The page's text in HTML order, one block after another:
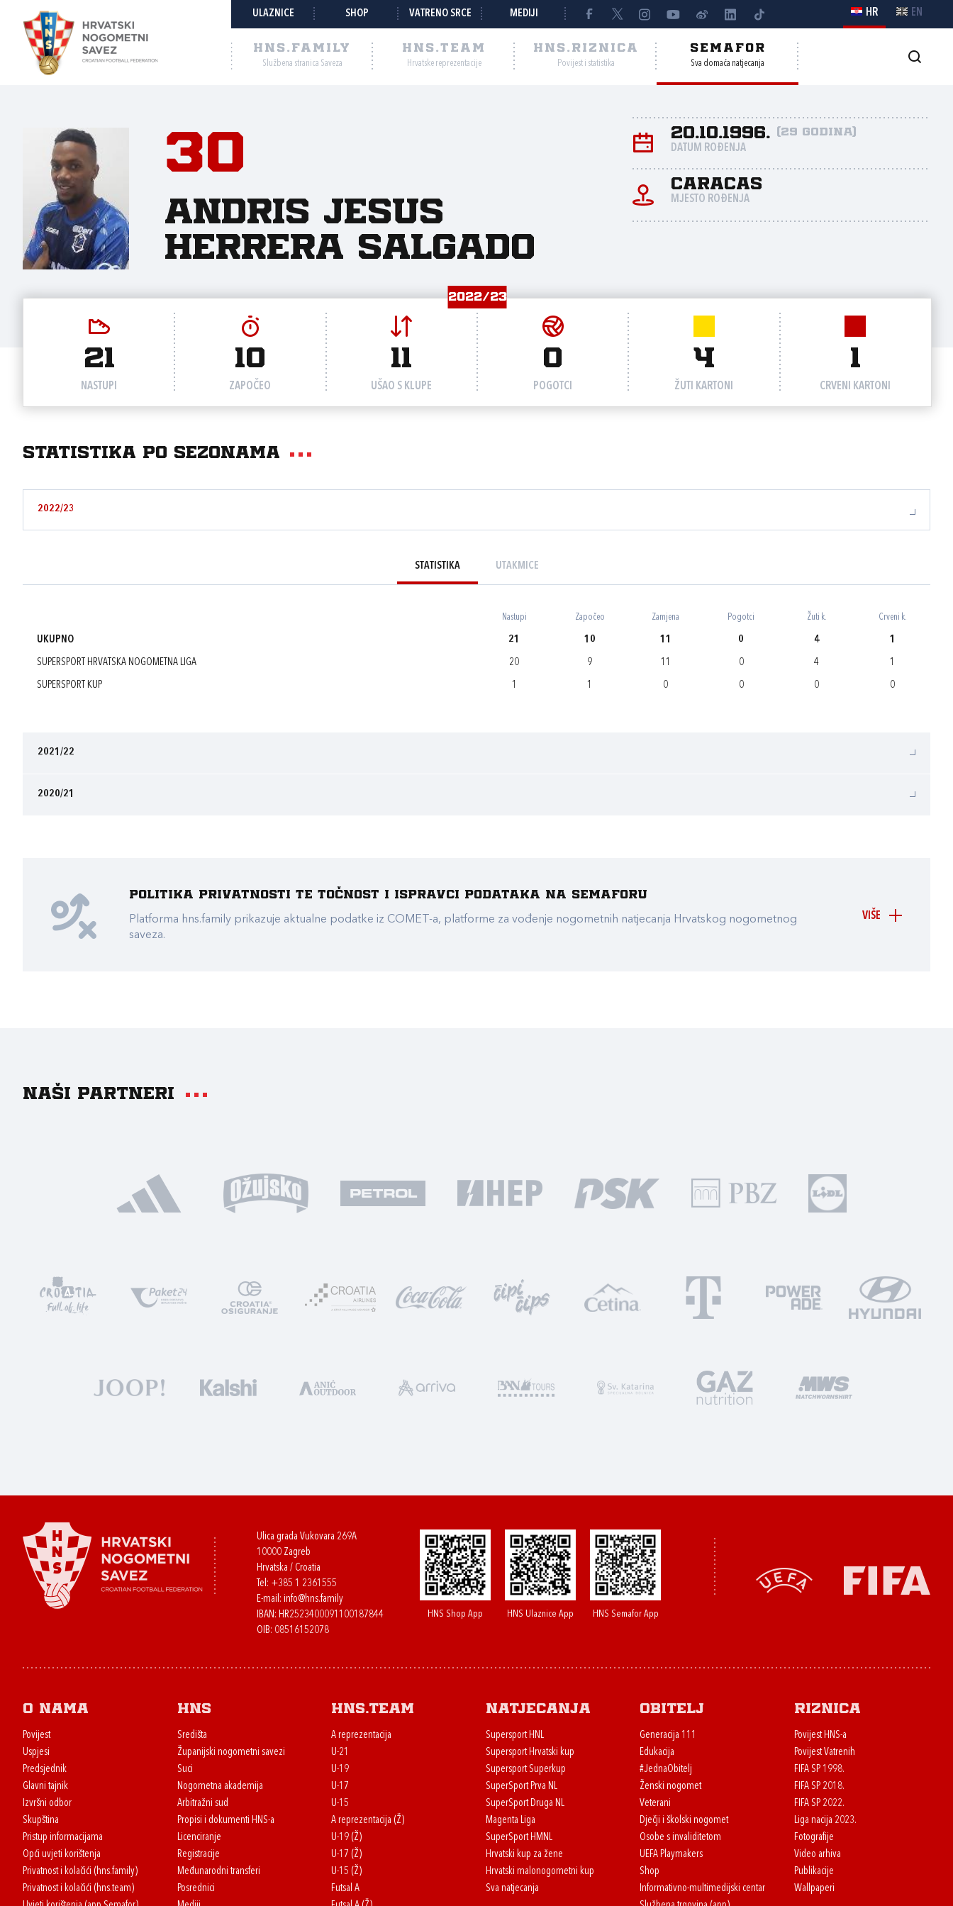
ULAZNICE SHOP VATRENO SRCE MEDIJI HR EN
HNS.FAMILY
Službena stranica Saveza
HNS.TEAM
Hrvatske reprezentacije
HNS.RIZNICA
Povijest i statistika
SEMAFOR
Sva domaća natjecanja
30
Andris Jesus
Herrera Salgado
20.10.1996. (29 godina)
DATUM ROĐENJA
Caracas
MJESTO ROĐENJA
2022/23
21
NASTUPI
10
ZAPOČEO
11
UŠAO S KLUPE
0
POGOTCI
4
ŽUTI KARTONI
1
CRVENI KARTONI
Statistika po sezonama
2022/23
STATISTIKA UTAKMICE
Nastupi Započeo Zamjena Pogotci Žuti k. Crveni k.
UKUPNO 21 10 11 0 4 1
SUPERSPORT HRVATSKA NOGOMETNA LIGA 20 9 11 0 4 1
SUPERSPORT KUP 1 1 0 0 0 0
2021/22
2020/21
VIŠE
Politika privatnosti te točnost i ispravci podataka na Semaforu
Platforma hns.family prikazuje aktualne podatke iz COMET-a, platforme za vođenje nogometnih natjecanja Hrvatskog nogometnog
saveza.
Naši partneri
Ulica grada Vukovara 269A
10000 Zagreb
Hrvatska / Croatia
Tel: +385 1 2361555
E-mail: info@hns.family
IBAN: HR2523400091100187844
OIB: 08516152078
HNS Shop App HNS Ulaznice App HNS Semafor App
O nama
Povijest
Uspjesi
Predsjednik
Glavni tajnik
Izvršni odbor
Skupština
Pristup informacijama
Opći uvjeti korištenja
Privatnost i kolačići (hns.family)
Privatnost i kolačići (hns.team)
HNS
Središta
Županijski nogometni savezi
Suci
Nogometna akademija
Arbitražni sud
Propisi i dokumenti HNS-a
Licenciranje
Registracije
Međunarodni transferi
Posrednici
HNS.team
A reprezentacija
U-21
U-19
U-17
U-15
A reprezentacija (Ž)
U-19 (Ž)
U-17 (Ž)
U-15 (Ž)
Futsal A
Natjecanja
Supersport HNL
Supersport Hrvatski kup
Supersport Superkup
SuperSport Prva NL
SuperSport Druga NL
Magenta Liga
SuperSport HMNL
Hrvatski kup za žene
Hrvatski malonogometni kup
Sva natjecanja
Obitelj
Generacija 111
Edukacija
#JednaObitelj
Ženski nogomet
Veterani
Dječji i školski nogomet
Osobe s invaliditetom
UEFA Playmakers
Shop
Informativno-multimedijski centar
Riznica
Povijest HNS-a
Povijest Vatrenih
FIFA SP 1998.
FIFA SP 2018.
FIFA SP 2022.
Liga nacija 2023.
Fotografije
Video arhiva
Publikacije
Wallpaperi